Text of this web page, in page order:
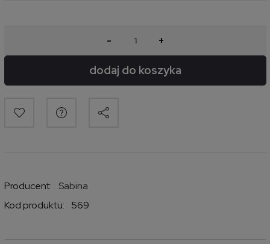
- +
dodaj do koszyka
Producent:
Sabina
Kod produktu:
569